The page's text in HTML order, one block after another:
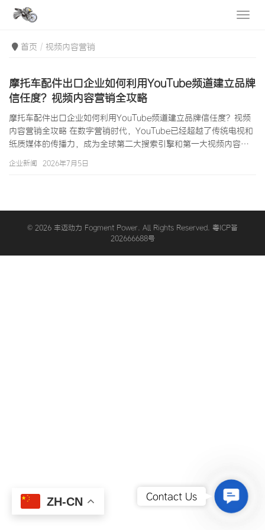
首页 视频内容营销
摩托车配件出口企业如何利用YouTube频道建立品牌
信任度？视频内容营销全攻略
摩托车配件出口企业如何利用YouTube频道建立品牌信任度？视频
内容营销全攻略 在数字营销时代，YouTube已经超越了传统电视和
纸质媒体的传播力，成为全球第二大搜索引擎和第一大视频内容平
YouTube的价值远不止是一个视频分享平台——它是建立品牌信任
效果对比视频时，那种视觉冲击力和信任度，是文字、图片甚至直
播都无法替代的…
企业新闻 2026年7月5日
© 2026 丰迈动力 Fogment Power. All Rights Reserved. 粤ICP备
202666688号
ZH-CN Contact Us